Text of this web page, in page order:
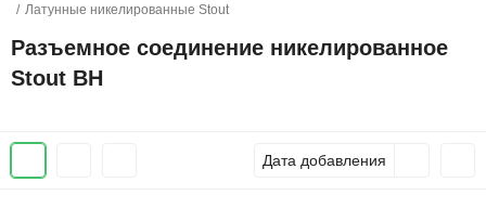
/ Латунные никелированные Stout
Разъемное соединение никелированное
Stout ВН
Дата добавления